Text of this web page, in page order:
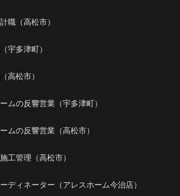
職（高松市）
宇多津町）
高松市）
ムの反響営業（宇多津町）
ムの反響営業（高松市）
工管理（高松市）
ディネーター（アレスホーム今治店）